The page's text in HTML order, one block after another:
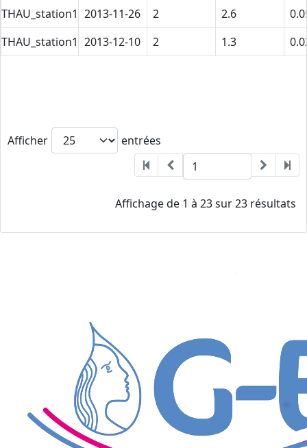
THAU_station1 2013-11-26 2 2.6
THAU_station1 2013-12-10 2 1.3
Afficher entrées
Affichage de 1 à 23 sur 23 résultats